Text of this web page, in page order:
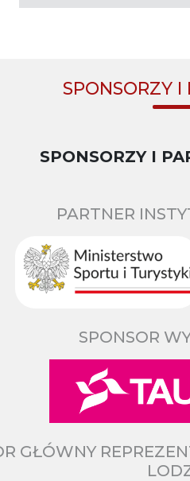
SPONSORZY I
SPONSORZY I
PARTNER
SPONSOR
GŁÓWNY